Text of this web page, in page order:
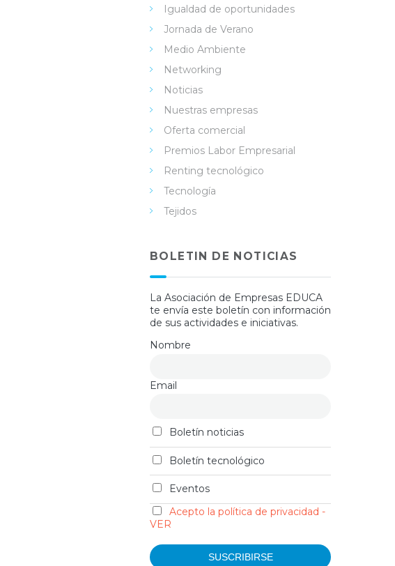
Igualdad de oportunidades
Jornada de Verano
Medio Ambiente
Networking
Noticias
Nuestras empresas
Oferta comercial
Premios Labor Empresarial
Renting tecnológico
Tecnología
Tejidos
BOLETIN DE NOTICIAS
La Asociación de Empresas EDUCA
te envía este boletín con información
de sus actividades e iniciativas.
Nombre
Email
Boletín noticias
Boletín tecnológico
Eventos
Acepto la política de privacidad -
VER